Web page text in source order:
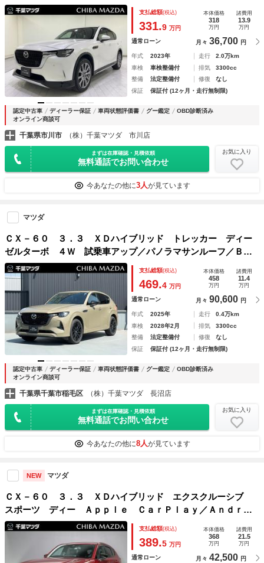
ィブクルコン 全周囲 Ｓヒーター 地上デジタル Ｐシー
ト 本革 電動リヤゲート キーレス ＬＥＤライト 盗難防
止装置 パノラマルーフ バックカメラ
支払総額(税込)
331.9 万円
本体価格
318
万円
諸費用
13.9
万円
通常ローン 月々 36,700 円
年式 2023年 走行
2.0万km
車検
車検整備付 排気
3300cc
整備
法定整備付 修復
なし
保証
保証付 (12ヶ月・走行無制限)
認定中古車 ディーラー保証 車両状態評価書 グー鑑定
OBD診断済み
オンライン商談可
千葉県市川市 （株）千葉マツダ 市川店
まずは在庫確認・見積依頼
無料通話でお問い合わせ
お気に入り
今あなたの他に3人が見ています
マツダ
ＣＸ－６０ ３．３ ＸＤハイブリッド トレッカー ディー
ゼルターボ ４Ｗ 試乗車アップ／パノラマサンルーフ／ＢＯ
ＳＥ／ レーダークルーズコントロール 禁煙車 パノラマサ
ンルーフ フルセグ レザーシート オートマチックハイビー
ム ４ＷＤ スマートキー 電動リアゲート
支払総額(税込)
469.4 万円
本体価格
458
万円
諸費用
11.4
万円
通常ローン 月々 90,600 円
年式 2025年 走行
0.4万km
車検
2028年2月 排気
3300cc
整備
法定整備付 修復
なし
保証
保証付 (12ヶ月・走行無制限)
認定中古車 ディーラー保証 車両状態評価書 グー鑑定
OBD診断済み
オンライン商談可
千葉県千葉市稲毛区 （株）千葉マツダ 長沼店
まずは在庫確認・見積依頼
無料通話でお問い合わせ
お気に入り
今あなたの他に8人が見ています
NEW マツダ
ＣＸ－６０ ３．３ ＸＤハイブリッド エクスクルーシブ
スポーツ ディー Ａｐｐｌｅ ＣａｒＰｌａｙ／Ａｎｄｒｏ
ｉｄ Ａｕｔｏ シートＨ ＤＳＣ シートクーラー レーダ
ークルーズコントロール ナビＴＶ ＬＥＤヘッドライト Ｐ
シート 本革シート ＥＴＣ アルミホイール ４ＷＤ
支払総額(税込)
389.5 万円
本体価格
368
万円
諸費用
21.5
万円
通常ローン 月々 42,500 円